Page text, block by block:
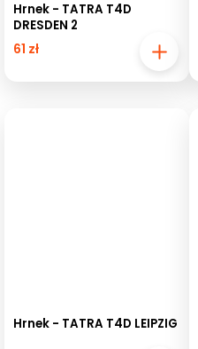
Hrnek - TATRA T4D
DRESDEN 2
61 zł
Hrnek - TATRA T4D LEIPZIG